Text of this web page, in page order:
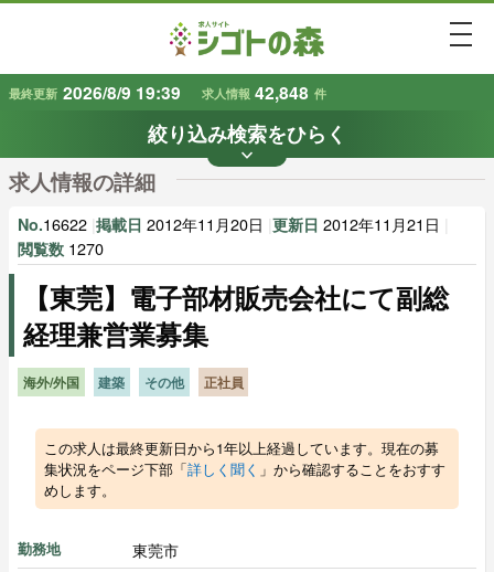
最終更新 2026/8/9 19:39 求人情報 42,848 件
絞り込み検索をひらく
keyboard_arrow_down
条件から探す
地域で探す 業種で探す
雇用形態で探す 賃金で探す
キーワードで探す
求人情報の詳細
No.16622 掲載日 2012年11月20日 更新日 2012年11月21日
閲覧数 1270
【東莞】電子部材販売会社にて副総
経理兼営業募集
海外/外国 建築 その他 正社員
この求人は最終更新日から1年以上経過しています。現在の募
集状況をページ下部「詳しく聞く 」から確認することをおすす
めします。
勤務地 東莞市